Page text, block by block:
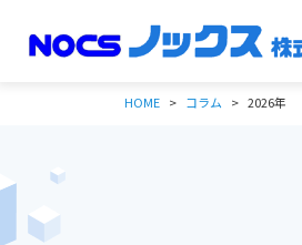
HOME コラム 2026年